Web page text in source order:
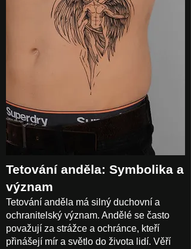
Tetování anděla: Symbolika a
význam
Tetování anděla má silný duchovní a
ochranitelský význam. Andělé se často
považují za strážce a ochránce, kteří
přinášejí mír a světlo do života lidí. Věří